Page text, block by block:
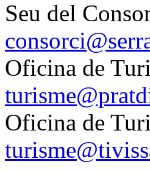
Seu del
Oficina de
Oficina de